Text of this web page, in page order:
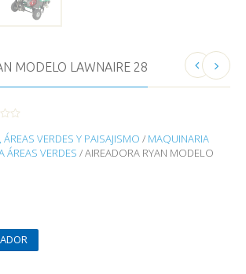
MODELO LAWNAIRE 28
VERDES Y PAISAJISMO / MAQUINARIA
ÁREAS VERDES / AIREADORA RYAN MODELO